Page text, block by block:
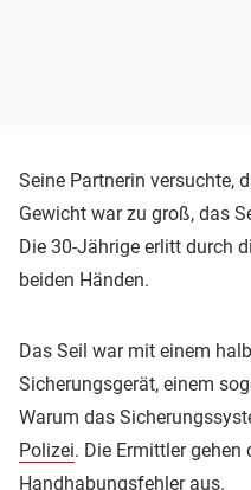
Seine Partnerin versuchte,
Gewicht war zu groß, das
Die 30-Jährige erlitt durch
beiden Händen.
Das Seil war mit einem
Sicherungsgerät, einem
Warum das
Polizei. Die Ermittler gehen
Handhabungsfehler aus.